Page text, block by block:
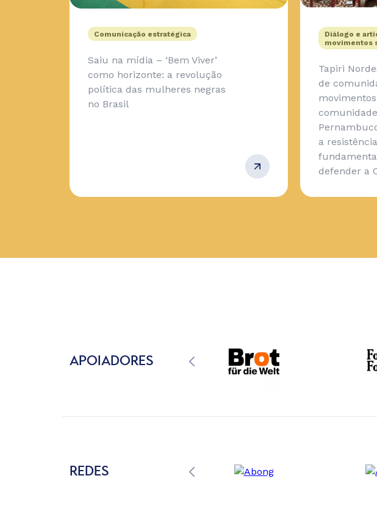
Comunicação estratégica
Saiu na mídia – ‘Bem Viver’
como horizonte: a revolução
política das mulheres negras
no Brasil
Diálogo e
movimentos
Tapiri
de
a
defender a
APOIADORES
REDES